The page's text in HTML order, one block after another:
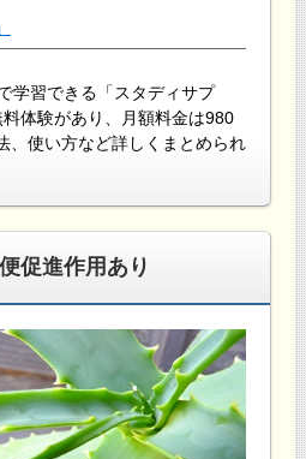
学習できる「スタディサプ
体験があり、月額料金は980
、使い方など詳しくまとめられ
促進作用あり